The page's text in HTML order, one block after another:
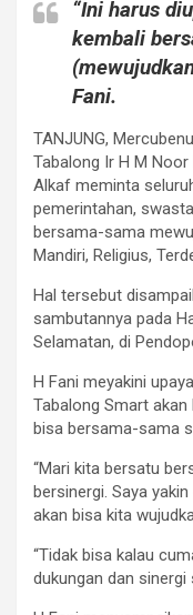
“Ini harus
kembali
Fani.
TANJUNG,
Tabalong Ir H M
Alkaf meminta
pemerintahan,
bersama-sama
Mandiri, Religius,
Hal tersebut
sambutannya pada
Selamatan, di
H Fani meyakini
Tabalong Smart
bisa bersama-sama
“Mari kita bersatu
bersinergi. Saya
akan bisa kita
“Tidak bisa kalau
dukungan dan sinergi